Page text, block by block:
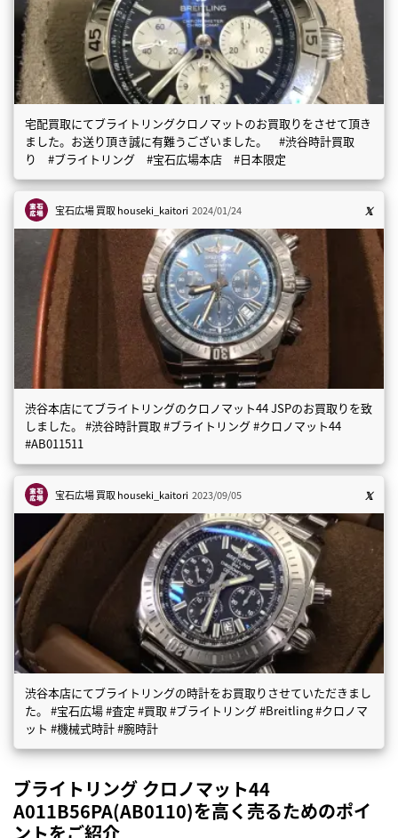
宅配買取にてブライトリングクロノマットのお買取りをさせて頂き
ました。お送り頂き誠に有難うございました。 #渋谷時計買取
り #ブライトリング #宝石広場本店 #日本限定
宝石広場 買取houseki_kaitori 2024/01/24
渋谷本店にてブライトリングのクロノマット44 JSPのお買取りを致
しました。 #渋谷時計買取 #ブライトリング #クロノマット44
#AB011511
宝石広場 買取houseki_kaitori 2023/09/05
渋谷本店にてブライトリングの時計をお買取りさせていただきまし
た。 #宝石広場 #査定 #買取 #ブライトリング #Breitling #クロノマ
ット #機械式時計 #腕時計
ブライトリング クロノマット44
A011B56PA(AB0110)を高く売るためのポイ